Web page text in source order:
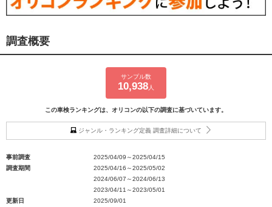
調査概要
サンプル数
10,938 人
この車検ランキングは、オリコンの以下の調査に基づいています。
ジャンル・ランキング定義 調査詳細について
事前調査
2025/04/09～2025/04/15
調査期間
2025/04/16～2025/05/02
2024/06/07～2024/06/13
2023/04/11～2023/05/01
更新日
2025/09/01